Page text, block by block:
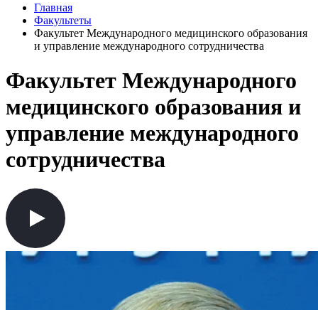
Главная
Факультеты
Факультет Международного медицинского образования
и управление международного сотрудничества
Факультет Международного
медицинского образования и
управление международного
сотрудничества